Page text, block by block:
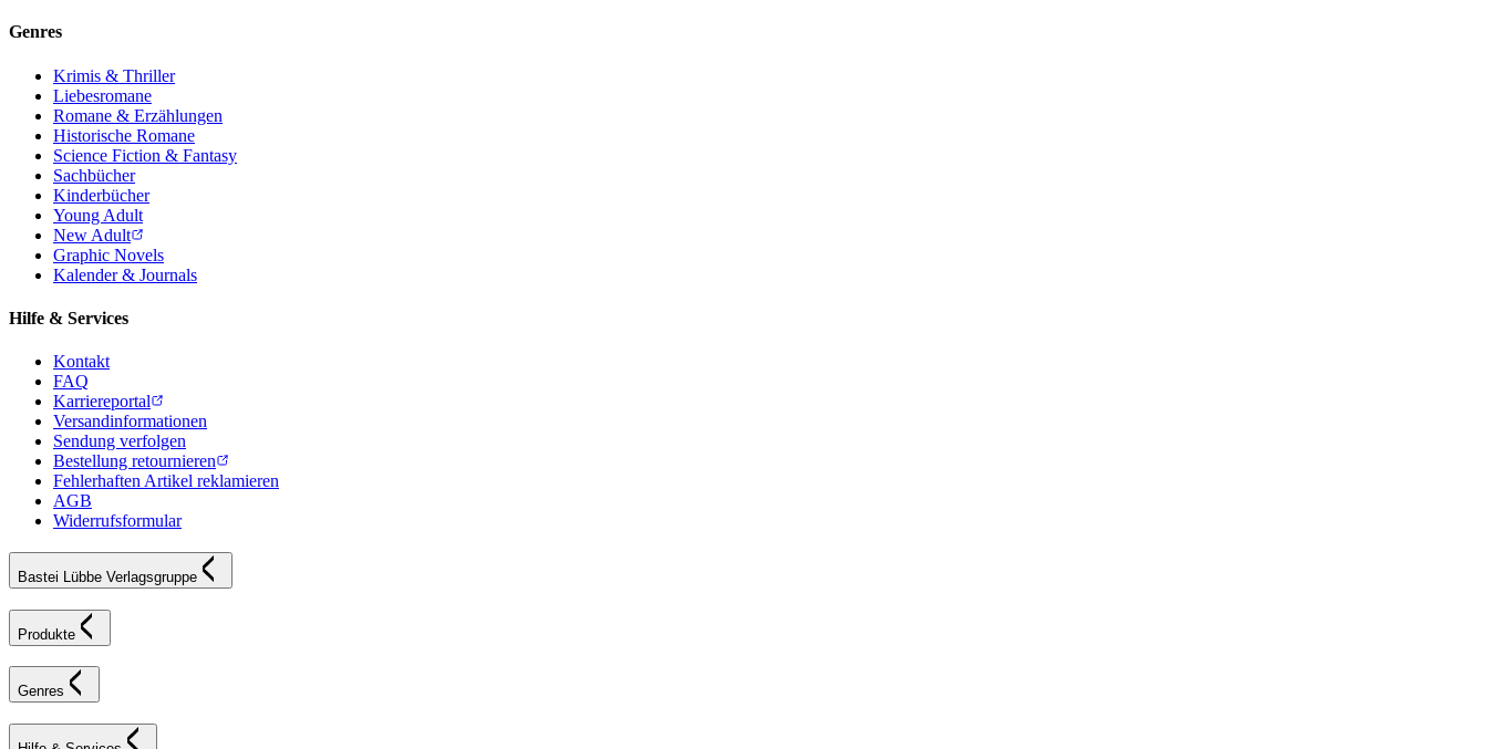
Genres
Krimis & Thriller
Liebesromane
Romane & Erzählungen
Historische Romane
Science Fiction & Fantasy
Sachbücher
Kinderbücher
Young Adult
New Adult
Graphic Novels
Kalender & Journals
Hilfe & Services
Kontakt
FAQ
Karriereportal
Versandinformationen
Sendung verfolgen
Bestellung retournieren
Fehlerhaften Artikel reklamieren
AGB
Widerrufsformular
Bastei Lübbe Verlagsgruppe
Produkte
Genres